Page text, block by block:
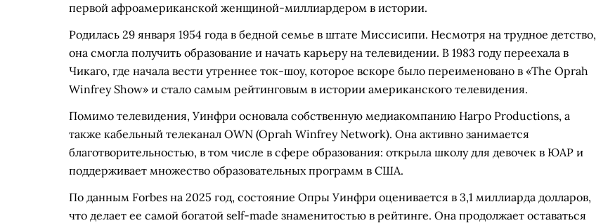
первой афроамериканской женщиной-миллиардером в истории.
Родилась 29 января 1954 года в бедной семье в штате Миссисипи. Несмотря на трудное детство,
она смогла получить образование и начать карьеру на телевидении. В 1983 году переехала в
Чикаго, где начала вести утреннее ток-шоу, которое вскоре было переименовано в «The Oprah
Winfrey Show» и стало самым рейтинговым в истории американского телевидения.
Помимо телевидения, Уинфри основала собственную медиакомпанию Harpo Productions, а
также кабельный телеканал OWN (Oprah Winfrey Network). Она активно занимается
благотворительностью, в том числе в сфере образования: открыла школу для девочек в ЮАР и
поддерживает множество образовательных программ в США.
По данным Forbes на 2025 год, состояние Опры Уинфри оценивается в 3,1 миллиарда долларов,
что делает ее самой богатой self-made знаменитостью в рейтинге. Она продолжает оставаться